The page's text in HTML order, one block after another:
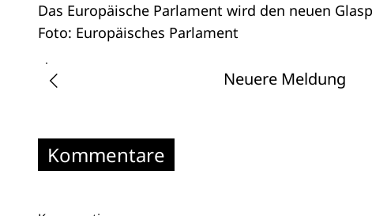
Das Europäische Parlament wird den neuen
Foto: Europäisches Parlament
Neuere Meldung
Kommentare